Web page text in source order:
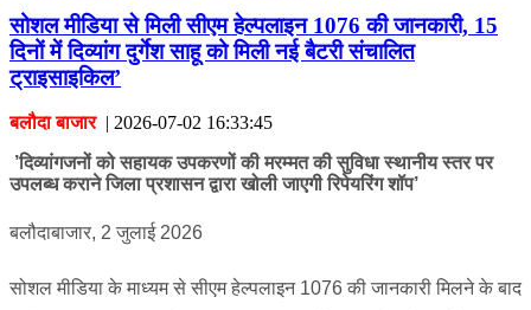
सोशल मीडिया से मिली सीएम हेल्पलाइन 1076 की जानकारी, 15
दिनों में दिव्यांग दुर्गेश साहू को मिली नई बैटरी संचालित
ट्राइसाइकिल’
बलौदा बाजार| 2026-07-02 16:33:45
’दिव्यांगजनों को सहायक उपकरणों की मरम्मत की सुविधा स्थानीय स्तर पर
उपलब्ध कराने जिला प्रशासन द्वारा खोली जाएगी रिपेयरिंग शॉप’
बलौदाबाजार, 2 जुलाई 2026
सोशल मीडिया के माध्यम से सीएम हेल्पलाइन 1076 की जानकारी मिलने के बाद